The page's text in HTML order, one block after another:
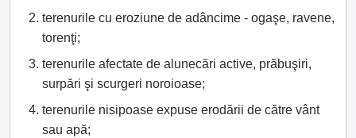
terenurile cu eroziune de adâncime - ogaşe, ravene,
torenţi;
terenurile afectate de alunecări active, prăbuşiri,
surpări şi scurgeri noroioase;
terenurile nisipoase expuse erodării de către vânt
sau apă;